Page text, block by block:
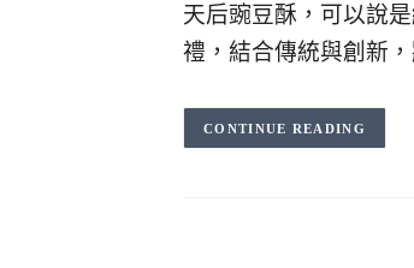
天后豌豆酥，可以說
禮，結合傳統與創新
CONTINUE READING